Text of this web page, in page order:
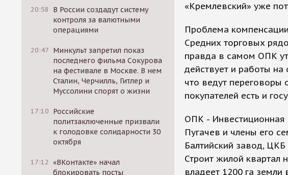
20:58
В России создадут систему
контроля за валютными
операциями
20:47 Минкульт запретил показ
последнего фильма Сокурова
на фестивале в Москве. В нем
Сталин, Черчилль, Гитлер и
Муссолини спорят о жизни
17:10 Российские
политзаключенные призвали
к голодовке солидарности 30
октября
17:12 «ВКонтакте» начал
блокировать посты
«Кремлевский» уже
Проблема
Средних торговых
правда в самом ОПК
действует и работы на
что ведут переговоры
покупателей есть и
ОПК - Инвестиционная
Пугачев и члены его
Балтийский завод,
Строит жилой квартал
владеет 1200 га